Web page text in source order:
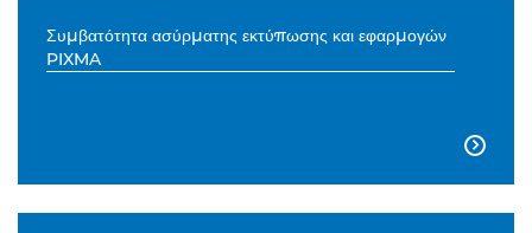
Συμβατότητα ασύρματης εκτύπωσης και εφαρμογών
PIXMA
